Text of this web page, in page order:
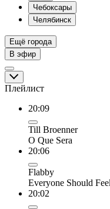
Чебоксары
Челябинск
Ещё города
В эфир
Плейлист
20:09
Till Broenner
O Que Sera
20:06
Flabby
Everyone Should
20:02